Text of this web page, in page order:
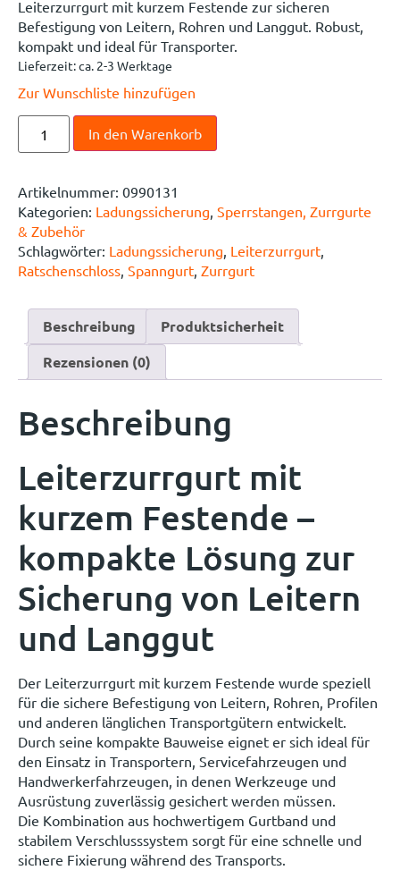
Leiterzurrgurt mit kurzem Festende zur sicheren
Befestigung von Leitern, Rohren und Langgut. Robust,
kompakt und ideal für Transporter.
Lieferzeit:ca. 2-3 Werktage
Zur Wunschliste hinzufügen
In den Warenkorb
Artikelnummer: 0990131
Kategorien: Ladungssicherung Sperrstangen, Zurrgurte
& Zubehör
Schlagwörter: Ladungssicherung Leiterzurrgurt
Ratschenschloss Spanngurt Zurrgurt
Beschreibung
Produktsicherheit
Rezensionen (0)
Beschreibung
Leiterzurrgurt mit
kurzem Festende –
kompakte Lösung zur
Sicherung von Leitern
und Langgut
Der Leiterzurrgurt mit kurzem Festende wurde speziell
für die sichere Befestigung von Leitern, Rohren, Profilen
und anderen länglichen Transportgütern entwickelt.
Durch seine kompakte Bauweise eignet er sich ideal für
den Einsatz in Transportern, Servicefahrzeugen und
Handwerkerfahrzeugen, in denen Werkzeuge und
Ausrüstung zuverlässig gesichert werden müssen.
Die Kombination aus hochwertigem Gurtband und
stabilem Verschlusssystem sorgt für eine schnelle und
sichere Fixierung während des Transports.